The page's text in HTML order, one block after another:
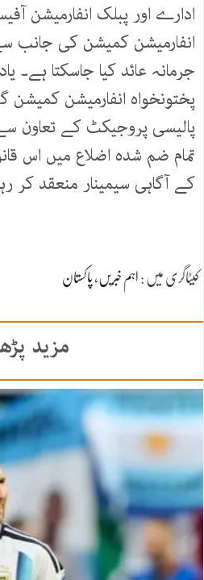
ادارے اور پبلک انفارمیشن
جرمانہ عائد کیا جاسکتا ہے۔
پختونخواہ انفارمیشن کمیشن
پالیسی پروجیکٹ کے تعاون
تمام ضم شدہ اضلاع میں اس
کے آگاہی سیمینار منعقد کر
کیٹاگری میں : اہم خبریں ، پاکستان
مزید